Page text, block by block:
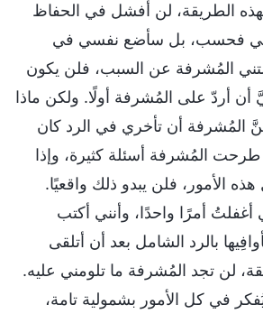
الطريقة، لن أفشل في الحفاظ
فحسب، بل سأضع نفسي في
المُشرفة عن السبب، فلن يكون
أردّ على المُشرفة أولًا. ولكن ماذا
المُشرفة أن تأخري في الرد كان
المُشرفة أسئلة كثيرة، وإذا
الأمور، فلن يبدو ذلك واقعيًا.
أمرًا واحدًا، وأنني أكتب
بالرد الشامل بعد أن أتلقى
لن تجد المُشرفة ما تلومني عليه.
يُفكر في كل الأمور بشمولية تامة،